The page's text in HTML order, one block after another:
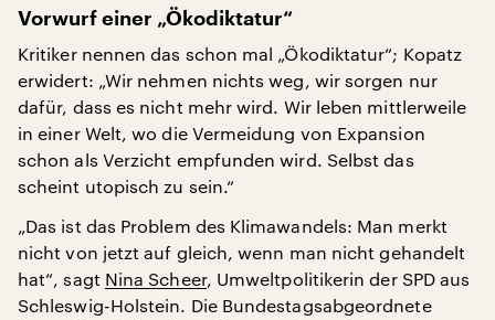
Vorwurf einer „Ökodiktatur“
Kritiker nennen das schon mal „Ökodiktatur“; Kopatz
erwidert: „Wir nehmen nichts weg, wir sorgen nur
dafür, dass es nicht mehr wird. Wir leben mittlerweile
in einer Welt, wo die Vermeidung von Expansion
schon als Verzicht empfunden wird. Selbst das
scheint utopisch zu sein.“
„Das ist das Problem des Klimawandels: Man merkt
nicht von jetzt auf gleich, wenn man nicht gehandelt
hat“, sagt Nina Scheer, Umweltpolitikerin der SPD aus
Schleswig-Holstein. Die Bundestagsabgeordnete